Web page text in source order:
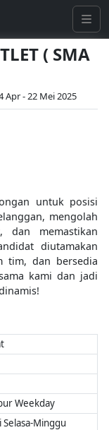
( SMA
Apr - 22 Mei 2025
untuk posisi
mengolah
dan memastikan
diutamakan
tim, dan bersedia
kami dan jadi
Weekday
Minggu